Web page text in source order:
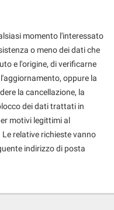
momento l'interessato
o meno dei dati che
e l'origine, di verificarne
oppure la
la cancellazione, la
dei dati trattati in
motivi legittimi al
relative richieste vanno
indirizzo di posta